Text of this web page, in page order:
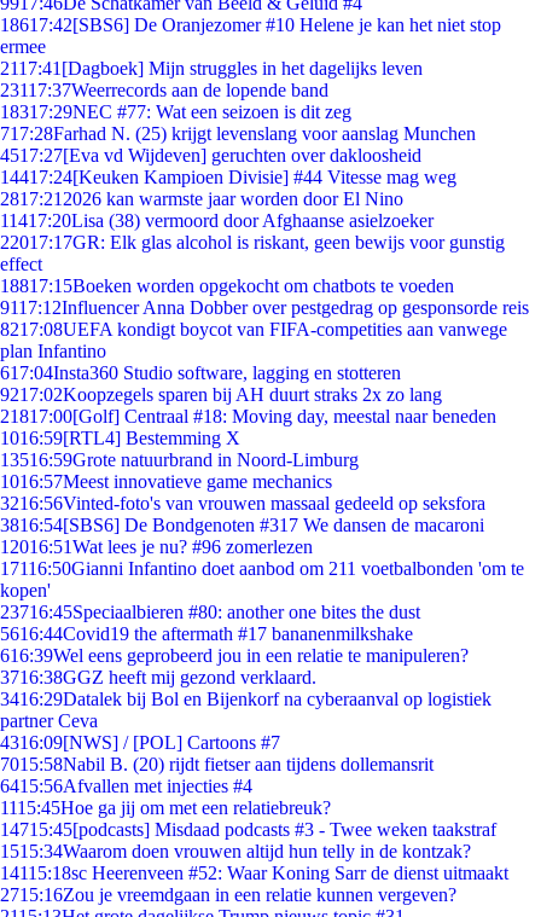
18617:42[SBS6] De Oranjezomer #10 Helene je kan het niet stop
ermee
2117:41 [Dagboek] Mijn struggles in het dagelijks leven
23117:37Weerrecords aan de lopende band
18317:29NEC #77: Wat een seizoen is dit zeg
717:28Farhad N. (25) krijgt levenslang voor aanslag Munchen
4517:27[Eva vd Wijdeven] geruchten over dakloosheid
14417:24[Keuken Kampioen Divisie] #44 Vitesse mag weg
2817:21 2026 kan warmste jaar worden door El Nino
11417:20Lisa (38) vermoord door Afghaanse asielzoeker
22017:17GR: Elk glas alcohol is riskant, geen bewijs voor gunstig
effect
18817:15Boeken worden opgekocht om chatbots te voeden
9117:12Influencer Anna Dobber over pestgedrag op gesponsorde reis
8217:08UEFA kondigt boycot van FIFA-competities aan vanwege
plan Infantino
617:04Insta360 Studio software, lagging en stotteren
9217:02Koopzegels sparen bij AH duurt straks 2x zo lang
21817:00[Golf] Centraal #18: Moving day, meestal naar beneden
1016:59[RTL4] Bestemming X
13516:59Grote natuurbrand in Noord-Limburg
1016:57Meest innovatieve game mechanics
3216:56Vinted-foto's van vrouwen massaal gedeeld op seksfora
3816:54[SBS6] De Bondgenoten #317 We dansen de macaroni
12016:51Wat lees je nu? #96 zomerlezen
17116:50Gianni Infantino doet aanbod om 211 voetbalbonden 'om te
kopen'
23716:45Speciaalbieren #80: another one bites the dust
5616:44Covid19 the aftermath #17 bananenmilkshake
616:39Wel eens geprobeerd jou in een relatie te manipuleren?
3716:38GGZ heeft mij gezond verklaard.
3416:29Datalek bij Bol en Bijenkorf na cyberaanval op logistiek
partner Ceva
4316:09[NWS] / [POL] Cartoons #7
7015:58Nabil B. (20) rijdt fietser aan tijdens dollemansrit
6415:56Afvallen met injecties #4
1115:45Hoe ga jij om met een relatiebreuk?
14715:45[podcasts] Misdaad podcasts #3 - Twee weken taakstraf
1515:34Waarom doen vrouwen altijd hun telly in de kontzak?
14115:18sc Heerenveen #52: Waar Koning Sarr de dienst uitmaakt
2715:16Zou je vreemdgaan in een relatie kunnen vergeven?